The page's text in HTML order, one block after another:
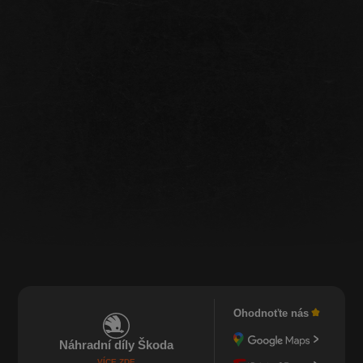
Náhradní díly Škoda
Ohodnoťte nás